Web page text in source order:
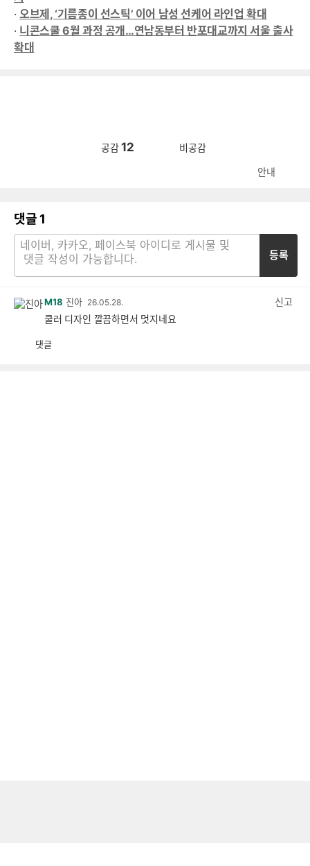
·오브제, ‘기름종이 선스틱’ 이어 남성 선케어 라인업 확대
· 니콘스쿨 6월 과정 공개…연남동부터 반포대교까지 서울 출사
확대
공감12 비공감
안내
댓글 1
등록
M18 진아 26.05.28.
신고
쿨러 디자인 깔끔하면서 멋지네요
댓글